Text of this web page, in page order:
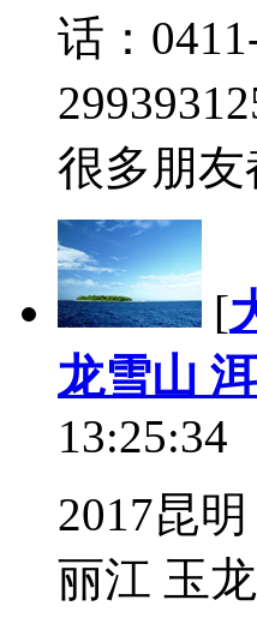
话：
很多朋
[
龙雪山
13:25:34
2017昆
丽江 玉